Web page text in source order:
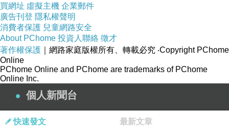
【Estee Lauder 雅詩蘭黛】粉持久完美持妝粉底
液7ml-10
Elizabeth Arden 綠茶香水沐浴膠 500ml+身體乳
500ml+綠茶香氛雪花禮盒(三件組)
買網址 虛擬主機 企業郵件
廣告刊登 隱私權聲明
消費者保護 兒童網路安全
About PChome 投資人聯絡 徵才
著作權保護 ｜網路家庭版權所有、轉載必究 ‧Copyright PChome
Online
PChome Online and PChome are trademarks of PChome
Online Inc.
個人新聞台
快速發文 最新文章